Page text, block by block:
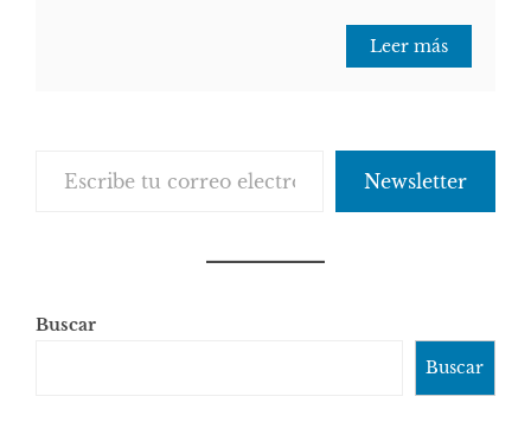
Leer más
Newsletter
Buscar
Buscar